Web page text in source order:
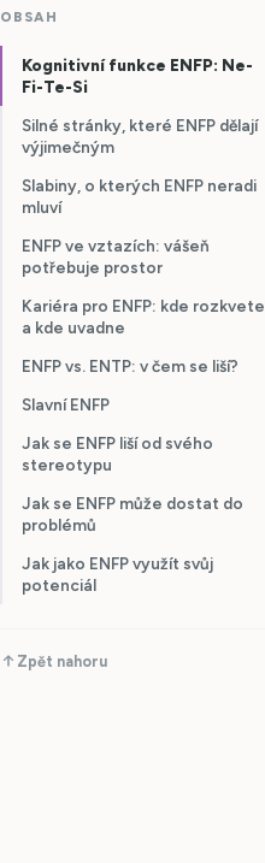
OBSAH
Kognitivní funkce ENFP: Ne-
Fi-Te-Si
Silné stránky, které ENFP dělají
výjimečným
Slabiny, o kterých ENFP neradi
mluví
ENFP ve vztazích: vášeň
potřebuje prostor
Kariéra pro ENFP: kde rozkvete
a kde uvadne
ENFP vs. ENTP: v čem se liší?
Slavní ENFP
Jak se ENFP liší od svého
stereotypu
Jak se ENFP může dostat do
problémů
Jak jako ENFP využít svůj
potenciál
Zpět nahoru